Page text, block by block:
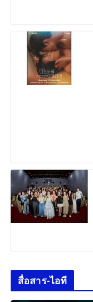
สื่อสาร-ไอที